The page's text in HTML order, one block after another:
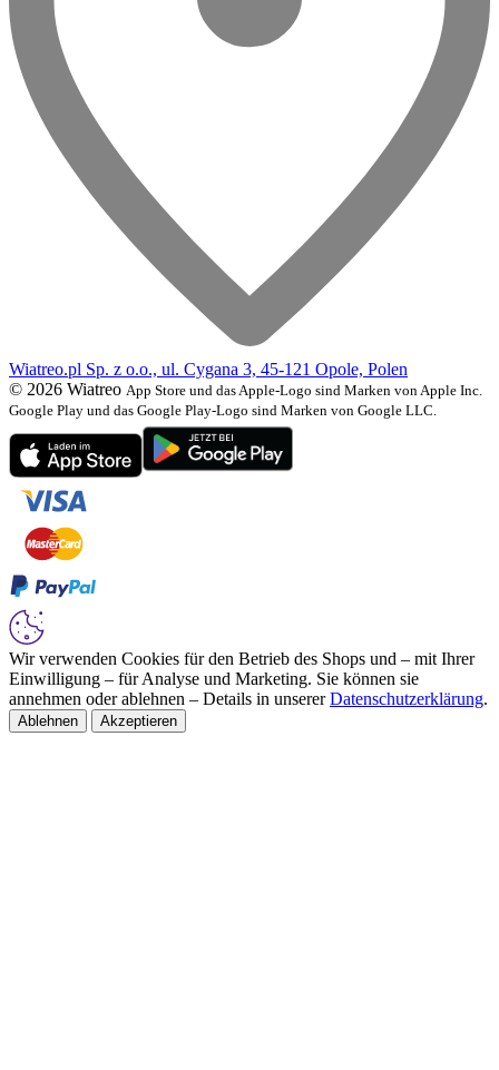
Wiatreo.pl Sp. z o.o., ul. Cygana 3, 45-121 Opole, Polen
© 2026 Wiatreo App Store und das Apple-Logo sind Marken von Apple Inc.
Google Play und das Google Play-Logo sind Marken von Google LLC.
Wir verwenden Cookies für den Betrieb des Shops und – mit Ihrer
Einwilligung – für Analyse und Marketing. Sie können sie
annehmen oder ablehnen – Details in unsererDatenschutzerklärung.
Ablehnen Akzeptieren